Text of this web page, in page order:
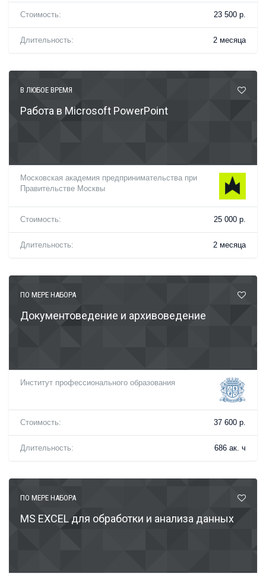
Стоимость: 23 500 р.
Длительность: 2 месяца
В ЛЮБОЕ ВРЕМЯ
Работа в Microsoft PowerPoint
Московская академия предпринимательства при
Правительстве Москвы
Стоимость: 25 000 р.
Длительность: 2 месяца
ПО МЕРЕ НАБОРА
Документоведение и архивоведение
Институт профессионального образования
Стоимость: 37 600 р.
Длительность: 686 ак. ч
ПО МЕРЕ НАБОРА
MS EXCEL для обработки и анализа данных